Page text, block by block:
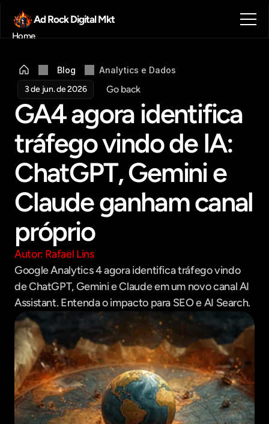
Ad Rock Digital Mkt
Home
Blog
Contato
Get in touch
Blog
Analytics e Dados
3 de jun. de 2026
Go back
GA4 agora identifica
tráfego vindo de IA:
ChatGPT, Gemini e
Claude ganham canal
próprio
Autor: Rafael Lins
Google Analytics 4 agora identifica tráfego vindo
de ChatGPT, Gemini e Claude em um novo canal AI
Assistant. Entenda o impacto para SEO e AI Search.